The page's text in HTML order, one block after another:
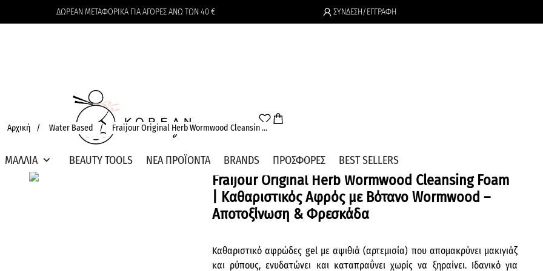
ΔΩΡΕΑΝ ΜΕΤΑΦΟΡΙΚΑ ΓΙΑ ΑΓΟΡΕΣ ΑΝΩ ΤΩΝ 40 € ΣΥΝΔΕΣΗ/ΕΓΓΡΑΦΗ
Το καλάθι δεν περιέχει προϊόντα.
ΜΑΛΛΙΑ expand_more BEAUTY TOOLS ΝΕΑ ΠΡΟΪΟΝΤΑ BRANDS ΠΡΟΣΦΟΡΕΣ BEST SELLERS
Αρχική / Water Based / Fraijour Original Herb Wormwood Cleansin ...
Fraijour Original Herb Wormwood Cleansing Foam
| Καθαριστικός Αφρός με Βότανο Wormwood –
Αποτοξίνωση & Φρεσκάδα
Καθαριστικό αφρώδες gel με αψιθιά (αρτεμισία) που απομακρύνει μακιγιάζ
και ρύπους, ενυδατώνει και καταπραΰνει χωρίς να ξηραίνει. Ιδανικό για